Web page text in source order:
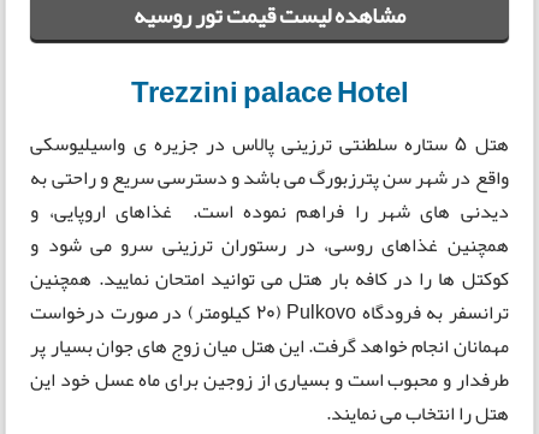
مشاهده لیست قیمت تور روسیه
Trezzini palace Hotel
هتل 5 ستاره سلطنتی ترزینی پالاس در جزیره ی واسیلیوسکی
واقع در شهر سن پترزبورگ می باشد و دسترسی سریع و راحتی به
دیدنی های شهر را فراهم نموده است. غذاهای اروپایی، و
همچنین غذاهای روسی، در رستوران ترزینی سرو می شود و
کوکتل ها را در کافه بار هتل می توانید امتحان نمایید. همچنین
ترانسفر به فرودگاه Pulkovo (20 کیلومتر) در صورت درخواست
مهمانان انجام خواهد گرفت. این هتل میان زوج های جوان بسیار پر
طرفدار و محبوب است و بسیاری از زوجین برای ماه عسل خود این
هتل را انتخاب می نمایند.